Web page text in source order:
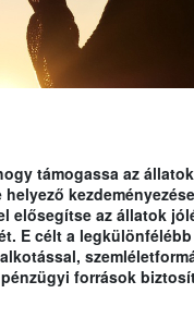
támogassa az
elősegítse az állatok
E célt a
források